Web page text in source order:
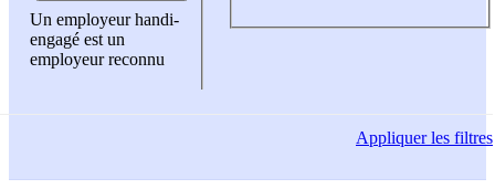
Un employeur handi-
engagé est un
employeur reconnu
Appliquerles filtres